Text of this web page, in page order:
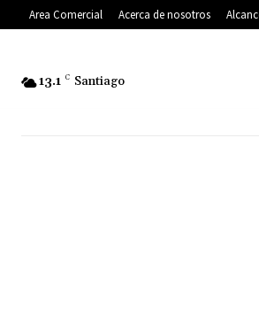
Area Comercial Acerca de nosotros
13.1 C Santiago